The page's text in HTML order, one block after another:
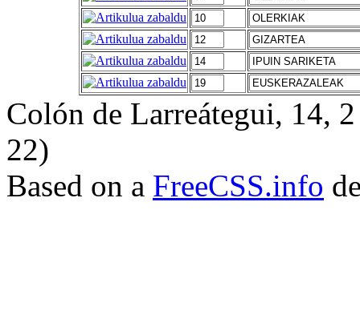
Colón de Larreátegui, 14,
22)
Based on a FreeCSS.info